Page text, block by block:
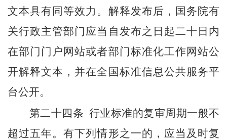
文本具有同等效力。解释发布后，国务院有
关行政主管部门应当自发布之日起二十日内
在部门门户网站或者部门标准化工作网站公
开解释文本，并在全国标准信息公共服务平
台公开。
第二十四条 行业标准的复审周期一般不
超过五年。有下列情形之一的，应当及时复